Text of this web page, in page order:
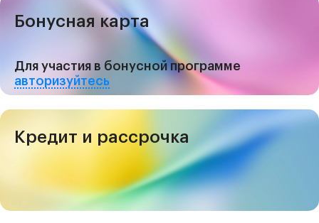
Бонусная карта
Для участия в бонусной программе
авторизуйтесь
Кредит и рассрочка